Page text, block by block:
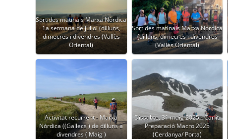
Sortides matinals Marxa Nòrdica
1a setmana de juliol (dilluns,
dimecres i divendres (Vallès
Oriental)
Sortides matinals Marxa Nòrdica
(dilluns, dimecres i divendres
(Vallès Oriental)
Activitat recurrent - Marxa
Nòrdica ((Gallecs ) de dilluns a
divendres ( Maig )
Dissabte, 31 maig 2025 - Carlit.
Preparació Macro 2025
(Cerdanya/ Porta)